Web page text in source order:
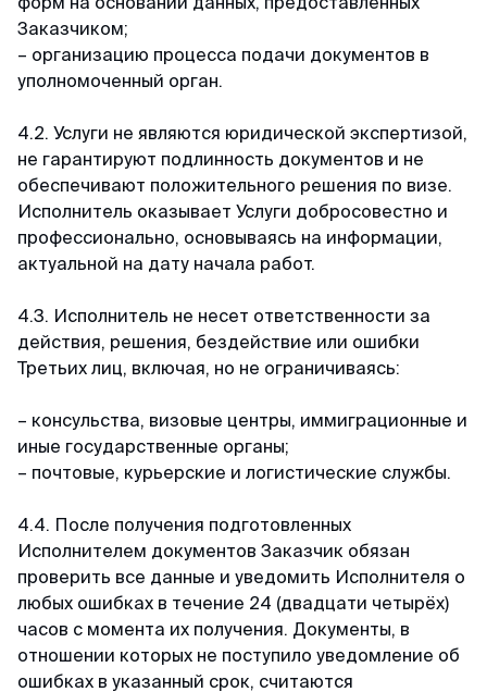
Заказчиком;
– организацию процесса подачи документов в
уполномоченный орган.
4.2. Услуги не являются юридической экспертизой,
не гарантируют подлинность документов и не
обеспечивают положительного решения по визе.
Исполнитель оказывает Услуги добросовестно и
профессионально, основываясь на информации,
актуальной на дату начала работ.
4.3. Исполнитель не несет ответственности за
действия, решения, бездействие или ошибки
Третьих лиц, включая, но не ограничиваясь:
– консульства, визовые центры, иммиграционные и
иные государственные органы;
– почтовые, курьерские и логистические службы.
4.4. После получения подготовленных
Исполнителем документов Заказчик обязан
проверить все данные и уведомить Исполнителя о
любых ошибках в течение 24 (двадцати четырёх)
часов с момента их получения. Документы, в
отношении которых не поступило уведомление об
ошибках в указанный срок, считаются